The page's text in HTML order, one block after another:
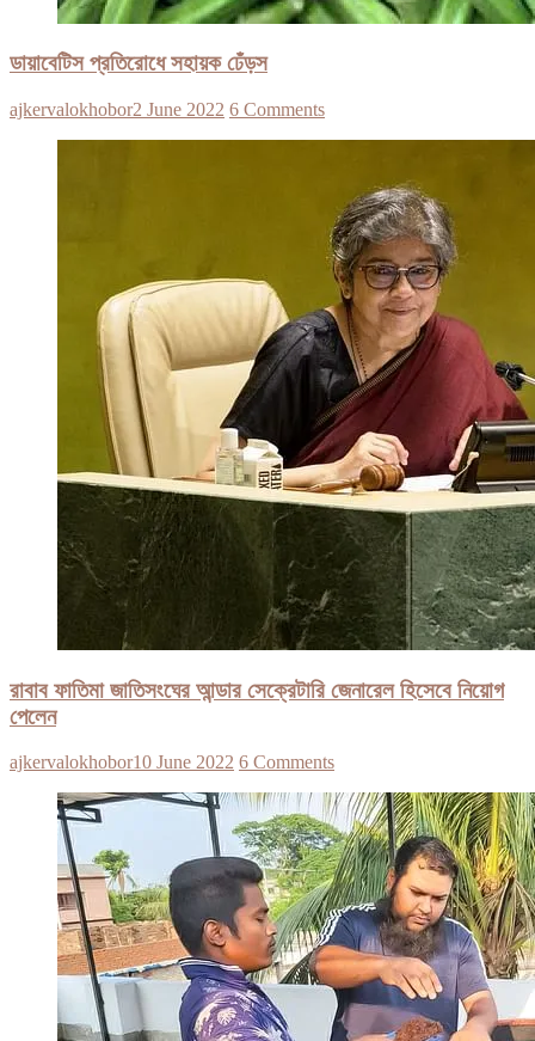
ডায়াবেটিস প্রতিরোধে সহায়ক ঢেঁড়স
ajkervalokhobor2 June 2022 6 Comments
রাবাব ফাতিমা জাতিসংঘের আন্ডার সেক্রেটারি জেনারেল হিসেবে নিয়োগ
পেলেন
ajkervalokhobor10 June 2022 6 Comments